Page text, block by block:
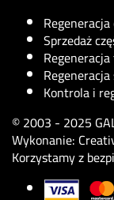
Sprzedaż
Kontrola i
© 2003 - 2025
Wykonanie:
Korzystamy z